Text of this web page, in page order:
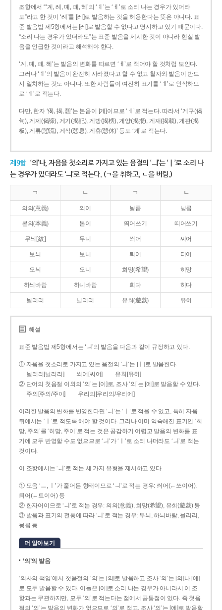
조항에서 “‘계, 례, 몌, 폐, 혜’의 ‘ㅖ’는 ‘ㅔ’로 소리 나는 경우가 있더라
도”라고 한 것이 ‘례’를 [레]로 발음하는 것을 허용한다는 뜻은 아니다. 표
준 발음법 제5항에서는 [레]로 발음할 수 없다고 명시하고 있기 때문이다.
“소리 나는 경우가 있더라도”는 표준 발음을 제시한 것이 아니라 현실 발
음을 언급한 것이라고 해석해야 한다.
‘계, 몌, 폐, 혜’는 발음의 변화를 따르면 ‘ㅔ’로 적어야 할 것처럼 보인다.
그러나 ‘ㅖ’의 발음이 완전히 사라졌다고 할 수 없고 철자와 발음이 반드
시 일치하는 것도 아니다. 또한 사람들이 여전히 표기를 ‘ㅖ’로 인식하므
로 ‘ㅖ’로 적는다.
다만, 한자 ‘偈, 揭, 憩’는 본음이 [게]이므로 ‘ㅔ’로 적는다. 따라서 ‘게구(偈
句), 게제(偈諦), 게기(揭記), 게방(揭榜), 게양(揭揚), 게재(揭載), 게판(揭
板), 게류(憩流), 게식(憩息), 게휴(憩休)’ 등도 ‘게’로 적는다.
제9항 ‘의’나, 자음을 첫소리로 가지고 있는 음절의 ‘ㅢ’는 ‘ㅣ’로 소리 나
는 경우가 있더라도 ‘ㅢ’로 적는다. (ㄱ을 취하고, ㄴ을 버림.)
ㄱ ㄴ ㄱ ㄴ
의의(意義) 의이 닁큼 닝큼
본의(本義) 본이 띄어쓰기 띠어쓰기
무늬[紋] 무니 씌어 씨어
보늬 보니 틔어 티어
오늬 오니 희망(希望) 히망
하늬바람 하니바람 희다 히다
늴리리 닐리리 유희(遊戱) 유히
해설
표준 발음법 제5항에서는 ‘ㅢ’의 발음을 다음과 같이 규정하고 있다.
① 자음을 첫소리로 가지고 있는 음절의 ‘ㅢ’는 [ㅣ]로 발음한다.
늴리리[닐리리]
씌어[씨어]
유희[유히]
② 단어의 첫음절 이외의 ‘의’는 [이]로, 조사 ‘의’는 [에]로 발음할 수 있다.
주의[주의/주이]
우리의[우리의/우리에]
이러한 발음의 변화를 반영한다면 ‘ㅢ’는 ‘ㅣ’로 적을 수 있고, 특히 자음
뒤에서는 ‘ㅣ’로 적도록 해야 할 것이다. 그러나 이미 익숙해진 표기인 ‘희
망, 주의’를 ‘히망, 주이’로 적는 것은 공감하기 어렵고 발음의 변화를 표
기에 모두 반영할 수도 없으므로 ‘ㅢ’가 ‘ㅣ’로 소리 나더라도 ‘ㅢ’로 적는
것이다.
이 조항에서는 ‘ㅢ’로 적는 세 가지 유형을 제시하고 있다.
① 모음 ‘ㅡ, ㅣ’가 줄어든 형태이므로 ‘ㅢ’로 적는 경우: 씌어(←쓰이어),
틔어(←트이어) 등
② 한자어이므로 ‘ㅢ’로 적는 경우: 의의(意義), 희망(希望), 유희(遊戱) 등
③ 발음과 표기의 전통에 따라 ‘ㅢ’로 적는 경우: 무늬, 하늬바람, 늴리리,
닁큼 등
더 알아보기
‘의’의 발음
‘의사의 책임’에서 첫음절의 ‘의’는 [의]로 발음하고 조사 ‘의’는 [의]나 [에]
로 모두 발음할 수 있다. 이들은 [이]로 소리 나는 경우가 아니라서 이 조
항과는 무관하지만, 모두 ‘의’로 적는다는 점에서 공통점이 있다. 즉 첫음
절의 ‘의’는 발음의 변화가 없으므로 ‘의’로 적고, 조사 ‘의’는 [에]로 발음할